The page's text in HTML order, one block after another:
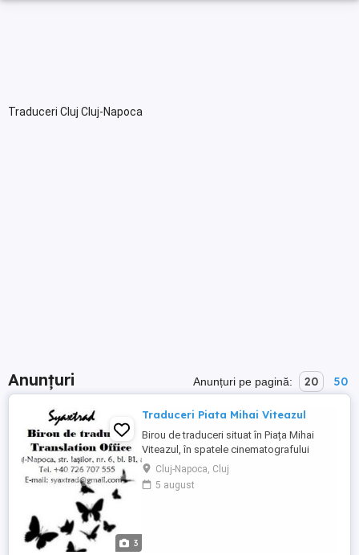
Traduceri Cluj Cluj-Napoca
Anunțuri Anunțuri pe pagină: 20 50
3
Traduceri Piata Mihai Viteazul
Birou de traduceri situat în Piața Mihai
Viteazul, în spatele cinematografului
"Florin Piersic" și băncii "First Bank"
oferim servicii de traduceri/Apostila de la
Haga/supralegalizare. Traduceri
Cluj-Napoca, Cluj
5 august